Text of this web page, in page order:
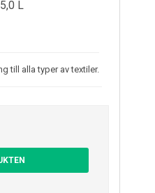
L
till alla typer av textiler.